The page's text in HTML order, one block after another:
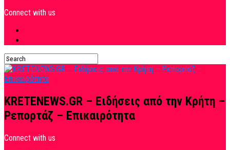
Connect with us
KRETENEWS.GR – Ειδήσεις από την Κρήτη –
Ρεπορτάζ – Επικαιρότητα
Connect with us